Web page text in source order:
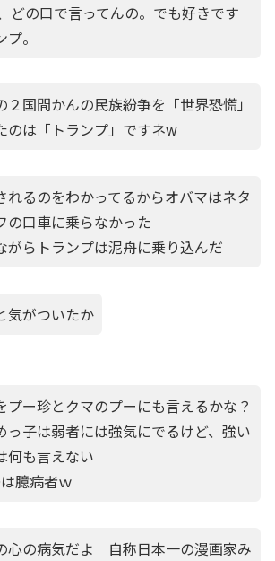
どの口で言ってんの。でも好きです
プ。
２国間かんの民族紛争を「世界恐慌」
のは「トランプ」ですネw
れるのをわかってるからオバマはネタ
の口車に乗らなかった
がらトランプは泥舟に乗り込んだ
気がついたか
プー珍とクマのプーにも言えるかな？
っ子は弱者には強気にでるけど、強い
何も言えない
臆病者ｗ
心の病気だよ 自称日本一の漫画家み